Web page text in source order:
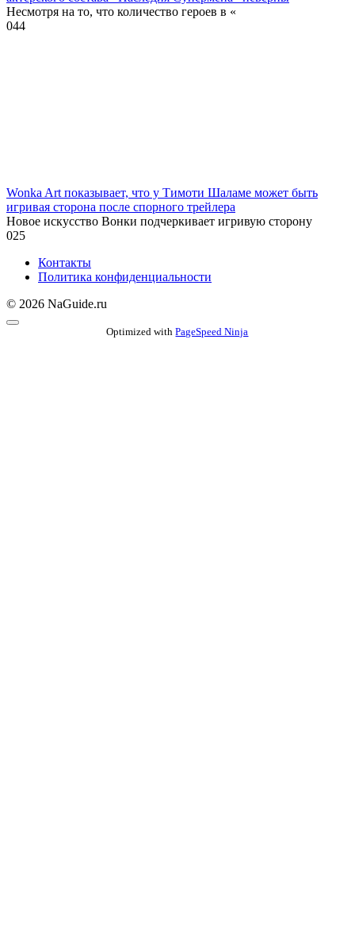
Несмотря на то, что количество героев в «
044
Wonka Art показывает, что у Тимоти Шаламе может быть
игривая сторона после спорного трейлера
Новое искусство Вонки подчеркивает игривую сторону
025
Контакты
Политика конфиденциальности
© 2026 NaGuide.ru
Optimized withPageSpeed Ninja